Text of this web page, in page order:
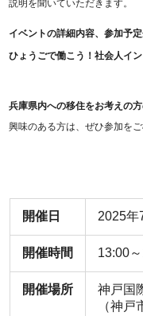
説明を聞いていただきます。
イベントの詳細内容、参加予
ひょうごで働こう！社会人イ
兵庫県内への移住をお考えの
興味のある方は、ぜひ参加をご
開催日 2025年
開催時間 13:00
開催場所
神戸
（神戸